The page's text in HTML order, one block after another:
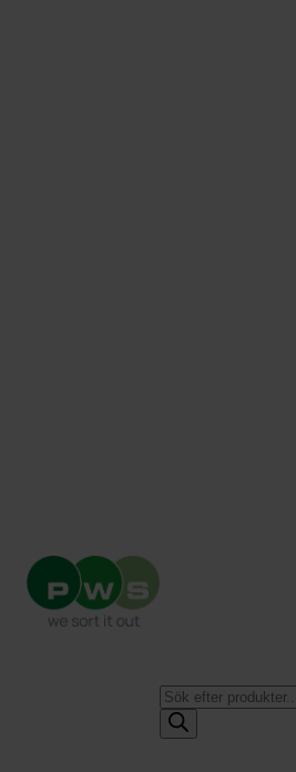
Produktsökning